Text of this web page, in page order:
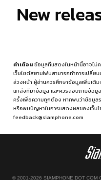
New
คำเตือนข้อมูลที่แสดงในหน้านี้อาจไม่
เว็บไซต์สยามโฟนสามารถทำการเปลี่
ล่วงหน้า ผู้อ่านควรศึกษาข้อมูลเพิ่มเติม
แหล่งที่มาข้อมูล และควรสอบถามข้อมู
ครั้งเพื่อความถูกต้อง หากพบว่าข้อมูล
หรือพบปัญหาในการแสดงผลของเว็บไ
feedback@siamphone.com
© 2001-2026 SIAMPHONE DOT COM